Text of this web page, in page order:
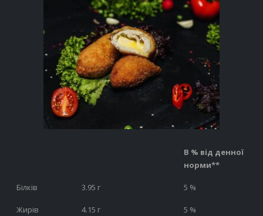
В % від денної
норми**
Білків 3.95 г 5 %
Жирів 4.15 г 5 %